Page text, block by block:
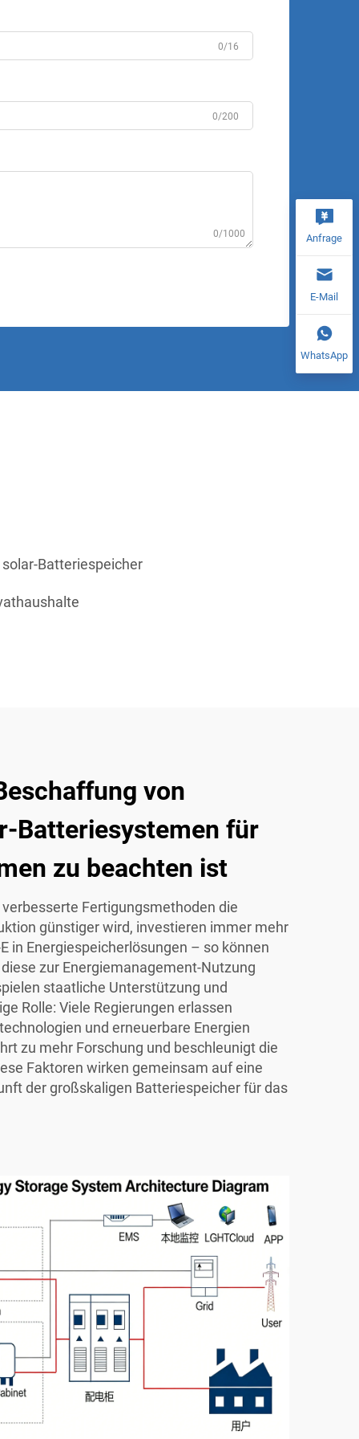
0/16
0/200
0/1000
solar-Batteriespeicher
von
Batteriesystemen für
zu beachten ist
Fertigungsmethoden die
günstiger wird, investieren immer mehr
in Energiespeicherlösungen – so können
zur Energiemanagement-Nutzung
staatliche Unterstützung und
Rolle: Viele Regierungen erlassen
und erneuerbare Energien
zu mehr Forschung und beschleunigt die
Faktoren wirken gemeinsam auf eine
der großskaligen Batteriespeicher für das
Anfrage
E-Mail
WhatsApp